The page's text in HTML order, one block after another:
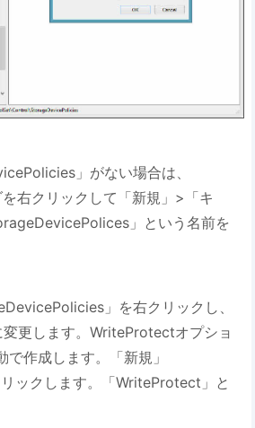
」がない場合は、
右クリックして「新規」>「キ
」という名前を
」を右クリックし、
変更します。WriteProtectオプショ
作成します。「新規」
ックします。「WriteProtect」と